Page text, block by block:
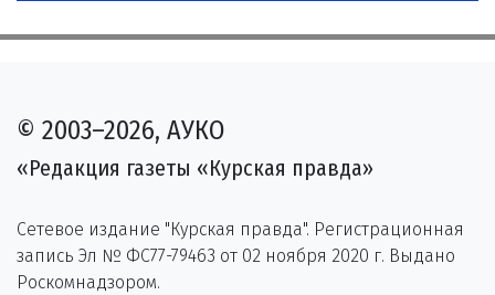
© 2003–2026, АУКО
«Редакция газеты «Курская правда»
Сетевое издание "Курская правда". Регистрационная
запись Эл № ФС77-79463 от 02 ноября 2020 г. Выдано
Роскомнадзором.